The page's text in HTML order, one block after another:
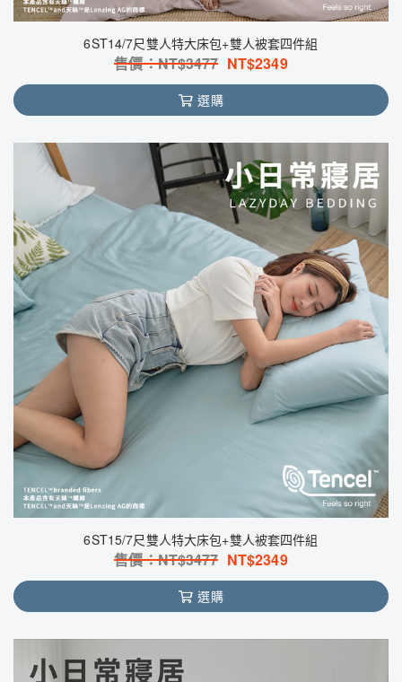
6ST14/7尺雙人特大床包+雙人被套四件組
售價：NT$3477 NT$2349
選購
6ST15/7尺雙人特大床包+雙人被套四件組
售價：NT$3477 NT$2349
選購